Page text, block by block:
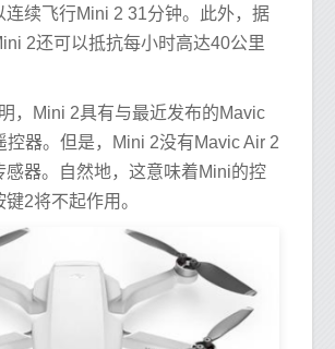
连续飞行Mini 2 31分钟。此外，据
2还可以抵抗每小时高达40公里
，Mini 2具有与最近发布的Mavic
控器。但是，Mini 2没有Mavic Air 2
感器。自然地，这意味着Mini的控
2将不起作用。